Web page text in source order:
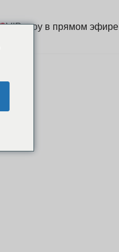
VIP-шоу в прямом эфире